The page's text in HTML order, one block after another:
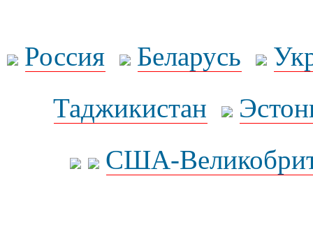
Россия Беларусь
Таджикистан
США-